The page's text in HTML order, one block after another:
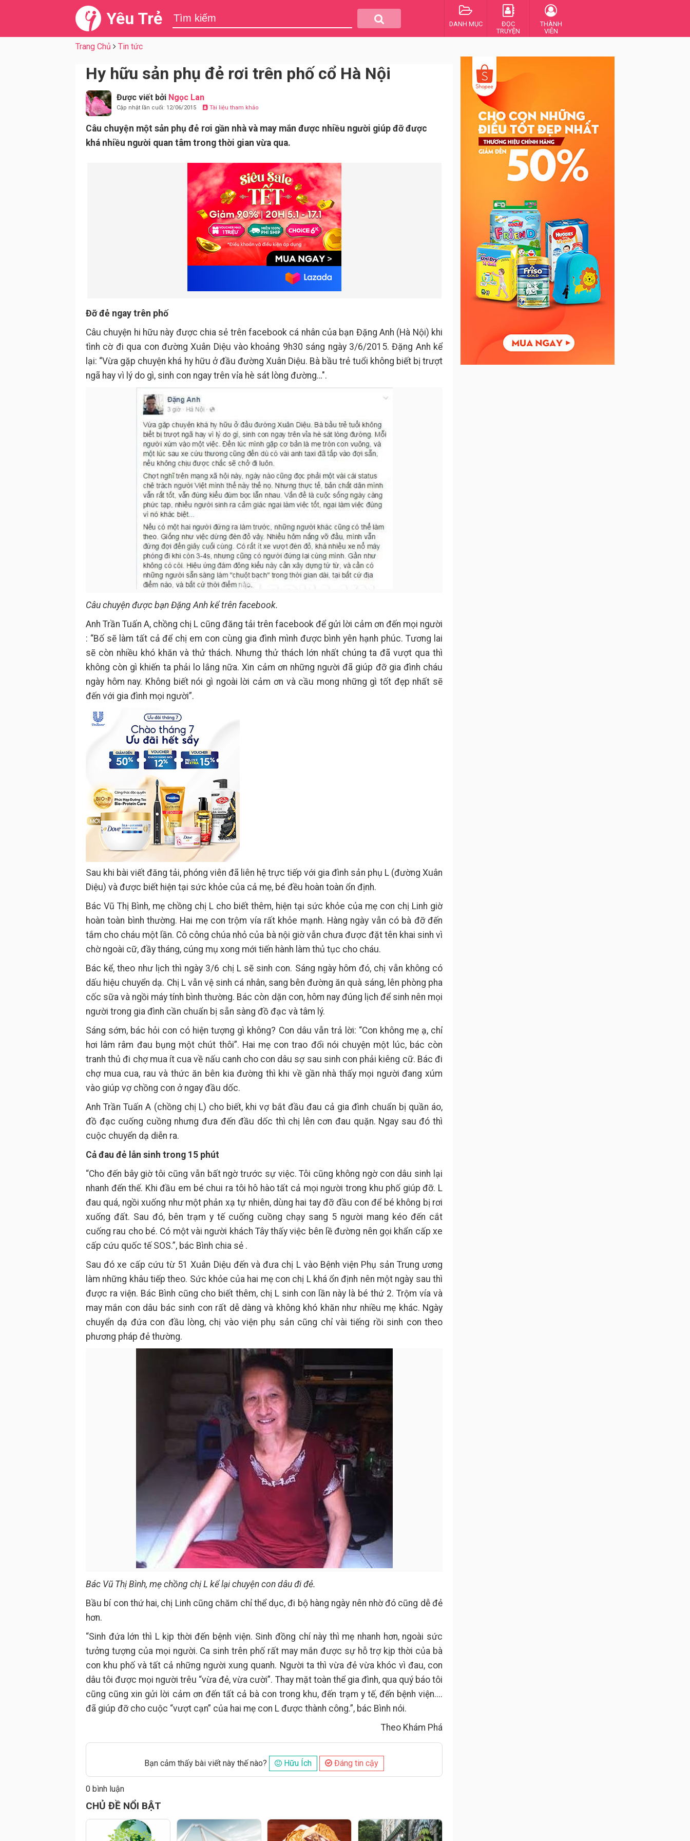
Yêu Trẻ DANH MỤC
ĐỌC
TRUYỆN
THÀNH
VIÊN
Trang Chủ Tin tức
Hy hữu sản phụ đẻ rơi trên phố cổ Hà Nội
Được viết bởi Ngọc Lan
Cập nhật lần cuối: 12/06/2015 Tài liệu tham khảo
Câu chuyện một sản phụ đẻ rơi gần nhà và may mắn được nhiều người giúp đỡ được
khá nhiều người quan tâm trong thời gian vừa qua.
Đỡ đẻ ngay trên phố
Câu chuyện hi hữu này được chia sẻ trên facebook cá nhân của bạn Đặng Anh (Hà Nội) khi
tình cờ đi qua con đường Xuân Diệu vào khoảng 9h30 sáng ngày 3/6/2015. Đặng Anh kể
lại: “Vừa gặp chuyện khá hy hữu ở đầu đường Xuân Diệu. Bà bầu trẻ tuổi không biết bị trượt
ngã hay vì lý do gì, sinh con ngay trên vỉa hè sát lòng đường…".
Câu chuyện được bạn Đặng Anh kể trên facebook.
Anh Trần Tuấn A, chồng chị L cũng đăng tải trên facebook để gửi lời cảm ơn đến mọi người
: “Bố sẽ làm tất cả để chị em con cùng gia đình mình được bình yên hạnh phúc. Tương lai
sẽ còn nhiều khó khăn và thử thách. Nhưng thử thách lớn nhất chúng ta đã vượt qua thì
không còn gì khiến ta phải lo lắng nữa. Xin cảm ơn những người đã giúp đỡ gia đình cháu
ngày hôm nay. Không biết nói gì ngoài lời cảm ơn và cầu mong những gì tốt đẹp nhất sẽ
đến với gia đình mọi người”.
Sau khi bài viết đăng tải, phóng viên đã liên hệ trực tiếp với gia đình sản phụ L (đường Xuân
Diệu) và được biết hiện tại sức khỏe của cả mẹ, bé đều hoàn toàn ổn định.
Bác Vũ Thị Bình, mẹ chồng chị L cho biết thêm, hiện tại sức khỏe của mẹ con chị Linh giờ
hoàn toàn bình thường. Hai mẹ con trộm vía rất khỏe mạnh. Hàng ngày vẫn có bà đỡ đến
tắm cho cháu một lần. Cô công chúa nhỏ của bà nội giờ vẫn chưa được đặt tên khai sinh vì
chờ ngoài cữ, đầy tháng, cúng mụ xong mới tiến hành làm thủ tục cho cháu.
Bác kể, theo như lịch thì ngày 3/6 chị L sẽ sinh con. Sáng ngày hôm đó, chị vẫn không có
dấu hiệu chuyển dạ. Chị L vẫn vệ sinh cá nhân, sang bên đường ăn quà sáng, lên phòng pha
cốc sữa và ngồi máy tính bình thường. Bác còn dặn con, hôm nay đúng lịch để sinh nên mọi
người trong gia đình cần chuẩn bị sẵn sàng đồ đạc và tâm lý.
Sáng sớm, bác hỏi con có hiện tượng gì không? Con dâu vẫn trả lời: “Con không mẹ ạ, chỉ
hơi lâm râm đau bụng một chút thôi”. Hai mẹ con trao đổi nói chuyện một lúc, bác còn
tranh thủ đi chợ mua ít cua về nấu canh cho con dâu sợ sau sinh con phải kiêng cữ. Bác đi
chợ mua cua, rau và thức ăn bên kia đường thì khi về gần nhà thấy mọi người đang xúm
vào giúp vợ chồng con ở ngay đầu dốc.
Anh Trần Tuấn A (chồng chị L) cho biết, khi vợ bắt đầu đau cả gia đình chuẩn bị quần áo,
đồ đạc cuống cuồng nhưng đưa đến đầu dốc thì chị lên cơn đau quặn. Ngay sau đó thì
cuộc chuyển dạ diễn ra.
Cả đau đẻ lẫn sinh trong 15 phút
“Cho đến bây giờ tôi cũng vẫn bất ngờ trước sự việc. Tôi cũng không ngờ con dâu sinh lại
nhanh đến thế. Khi đầu em bé chui ra tôi hô hào tất cả mọi người trong khu phố giúp đỡ. L
đau quá, ngồi xuống như một phản xạ tự nhiên, dùng hai tay đỡ đầu con để bé không bị rơi
xuống đất. Sau đó, bên trạm y tế cuống cuồng chạy sang 5 người mang kéo đến cắt
cuống rau cho bé. Có một vài người khách Tây thấy việc bên lề đường nên gọi khẩn cấp xe
cấp cứu quốc tế SOS.”, bác Bình chia sẻ .
Sau đó xe cấp cứu từ 51 Xuân Diệu đến và đưa chị L vào Bệnh viện Phụ sản Trung ương
làm những khâu tiếp theo. Sức khỏe của hai mẹ con chị L khá ổn định nên một ngày sau thì
được ra viện. Bác Bình cũng cho biết thêm, chị L sinh con lần này là bé thứ 2. Trộm vía và
may mắn con dâu bác sinh con rất dễ dàng và không khó khăn như nhiều mẹ khác. Ngày
chuyển dạ đứa con đầu lòng, chị vào viện phụ sản cũng chỉ vài tiếng rồi sinh con theo
phương pháp đẻ thường.
Bác Vũ Thị Bình, mẹ chồng chị L kể lại chuyện con dâu đi đẻ.
Bầu bí con thứ hai, chị Linh cũng chăm chỉ thể dục, đi bộ hàng ngày nên nhờ đó cũng dễ đẻ
hơn.
“Sinh đứa lớn thì L kịp thời đến bệnh viện. Sinh đồng chí này thì mẹ nhanh hơn, ngoài sức
tưởng tượng của mọi người. Ca sinh trên phố rất may mắn được sự hỗ trợ kịp thời của bà
con khu phố và tất cả những người xung quanh. Người ta thì vừa đẻ vừa khóc vì đau, con
dâu tôi được mọi người trêu “vừa đẻ, vừa cười”. Thay mặt toàn thể gia đình, qua quý báo tôi
cũng cũng xin gửi lời cảm ơn đến tất cả bà con trong khu, đến trạm y tế, đến bệnh viện....
đã giúp đỡ cho cuộc “vượt cạn” của hai mẹ con L được thành công.”, bác Bình nói.
Theo Khám Phá
Bạn cảm thấy bài viết này thế nào? Hữu Ích Đáng tin cậy
0 bình luận